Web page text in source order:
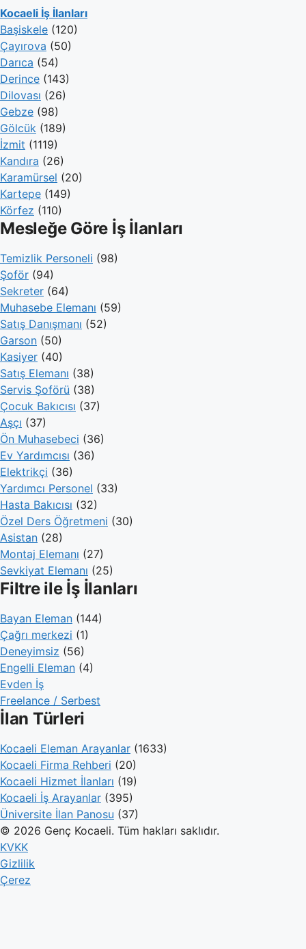
Kocaeli İş İlanları
Başiskele (120)
Çayırova (50)
Darıca (54)
Derince (143)
Dilovası (26)
Gebze (98)
Gölcük (189)
İzmit (1119)
Kandıra (26)
Karamürsel (20)
Kartepe (149)
Körfez (110)
Mesleğe Göre İş İlanları
Temizlik Personeli (98)
Şoför (94)
Sekreter (64)
Muhasebe Elemanı (59)
Satış Danışmanı (52)
Garson (50)
Kasiyer (40)
Satış Elemanı (38)
Servis Şoförü (38)
Çocuk Bakıcısı (37)
Aşçı (37)
Ön Muhasebeci (36)
Ev Yardımcısı (36)
Elektrikçi (36)
Yardımcı Personel (33)
Hasta Bakıcısı (32)
Özel Ders Öğretmeni (30)
Asistan (28)
Montaj Elemanı (27)
Sevkiyat Elemanı (25)
Filtre ile İş İlanları
Bayan Eleman (144)
Çağrı merkezi (1)
Deneyimsiz (56)
Engelli Eleman (4)
Evden İş
Freelance / Serbest
İlan Türleri
Kocaeli Eleman Arayanlar (1633)
Kocaeli Firma Rehberi (20)
Kocaeli Hizmet İlanları (19)
Kocaeli İş Arayanlar (395)
Üniversite İlan Panosu (37)
© 2026 Genç Kocaeli. Tüm hakları saklıdır.
KVKK
Gizlilik
Çerez